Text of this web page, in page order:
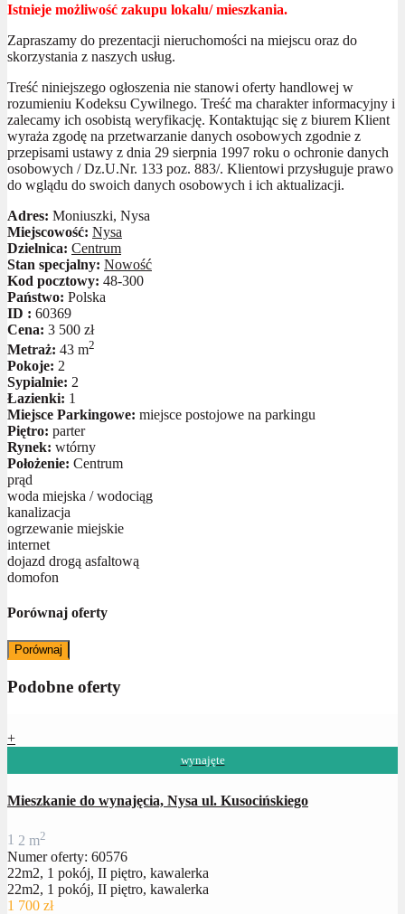
Istnieje możliwość zakupu lokalu/ mieszkania.
Zapraszamy do prezentacji nieruchomości na miejscu oraz do
skorzystania z naszych usług.
Treść niniejszego ogłoszenia nie stanowi oferty handlowej w
rozumieniu Kodeksu Cywilnego. Treść ma charakter informacyjny i
zalecamy ich osobistą weryfikację. Kontaktując się z biurem Klient
wyraża zgodę na przetwarzanie danych osobowych zgodnie z
przepisami ustawy z dnia 29 sierpnia 1997 roku o ochronie danych
osobowych / Dz.U.Nr. 133 poz. 883/. Klientowi przysługuje prawo
do wglądu do swoich danych osobowych i ich aktualizacji.
Adres: Moniuszki, Nysa
Miejscowość: Nysa
Dzielnica: Centrum
Stan specjalny: Nowość
Kod pocztowy: 48-300
Państwo: Polska
ID : 60369
Cena: 3 500 zł
Metraż: 43 m2
Pokoje: 2
Sypialnie: 2
Łazienki: 1
Miejsce Parkingowe: miejsce postojowe na parkingu
Piętro: parter
Rynek: wtórny
Położenie: Centrum
prąd
woda miejska / wodociąg
kanalizacja
ogrzewanie miejskie
internet
dojazd drogą asfaltową
domofon
Porównaj oferty
Porównaj
Podobne oferty
+
wynajęte
Mieszkanie do wynajęcia, Nysa ul. Kusocińskiego
1 2 m2
Numer oferty: 60576
22m2, 1 pokój, II piętro, kawalerka
22m2, 1 pokój, II piętro, kawalerka
1 700 zł